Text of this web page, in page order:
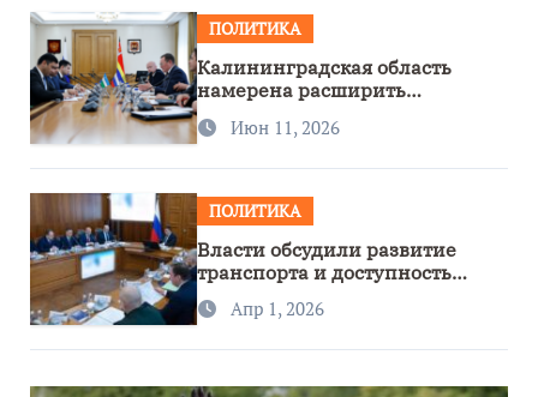
ПОЛИТИКА
Калининградская область
намерена расширить
сотрудничество с Узбекистаном
Июн 11, 2026
ПОЛИТИКА
Власти обсудили развитие
транспорта и доступность
региона
Апр 1, 2026